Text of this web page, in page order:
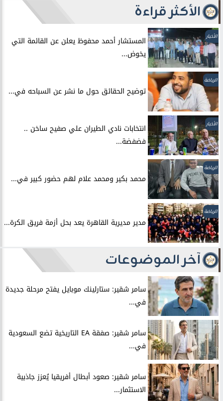
الأكثر قراءة
الأخبار
المستشار أحمد محفوظ يعلن عن القائمة التي
يخوض...
الرياضة
توضيح الحقائق حول ما نشر عن السباحه في...
الأخبار
انتخابات نادي الطيران علي صفيح ساخن ..
فضفضة...
الرياضة
محمد بكير ومحمد علام لهم حضور كبير في...
الرياضة
مدير مديرية القاهرة يعد بحل أزمة فريق الكرة...
آخر الموضوعات
سامر شقير: ستارلينك موبايل يفتح مرحلة جديدة
في...
سامر شقير: صفقة EA التاريخية تضع السعودية
في...
سامر شقير: صعود أبطال أفريقيا يُعزز جاذبية
الاستثمار...